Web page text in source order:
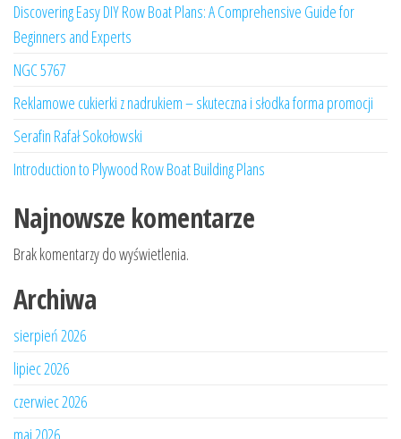
Discovering Easy DIY Row Boat Plans: A Comprehensive Guide for
Beginners and Experts
NGC 5767
Reklamowe cukierki z nadrukiem – skuteczna i słodka forma promocji
Serafin Rafał Sokołowski
Introduction to Plywood Row Boat Building Plans
Najnowsze komentarze
Brak komentarzy do wyświetlenia.
Archiwa
sierpień 2026
lipiec 2026
czerwiec 2026
maj 2026